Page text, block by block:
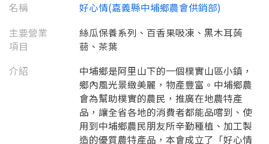
名稱
好心情(嘉義縣中埔鄉農會供銷部)
主要營業
項目
絲瓜保養系列、百香果吸凍、黑木耳蒟
蒻、茶葉
介紹
中埔鄉是阿里山下的一個樸實山區小鎮，
鄉內風光景緻美麗，物產豐富。中埔鄉農
會為幫助樸實的農民，推廣在地農特產
品，讓全省各地的消費者都能品嚐到、使
用到中埔鄉農民朋友所辛勤種植、加工製
造的優質農特產品，本會成立了「好心情